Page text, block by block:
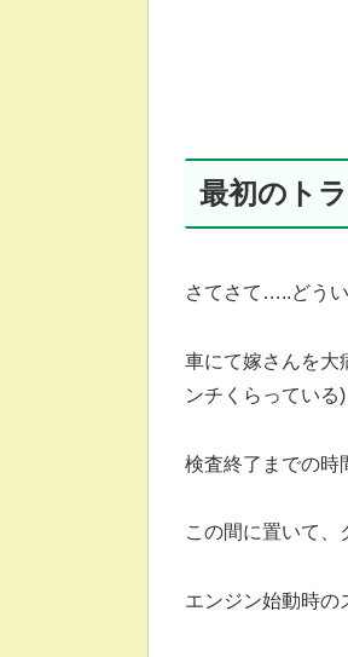
最初のト
さてさて…..どう
車にて嫁さんを大
ンチくらっている)
検査終了までの時
この間に置いて、
エンジン始動時